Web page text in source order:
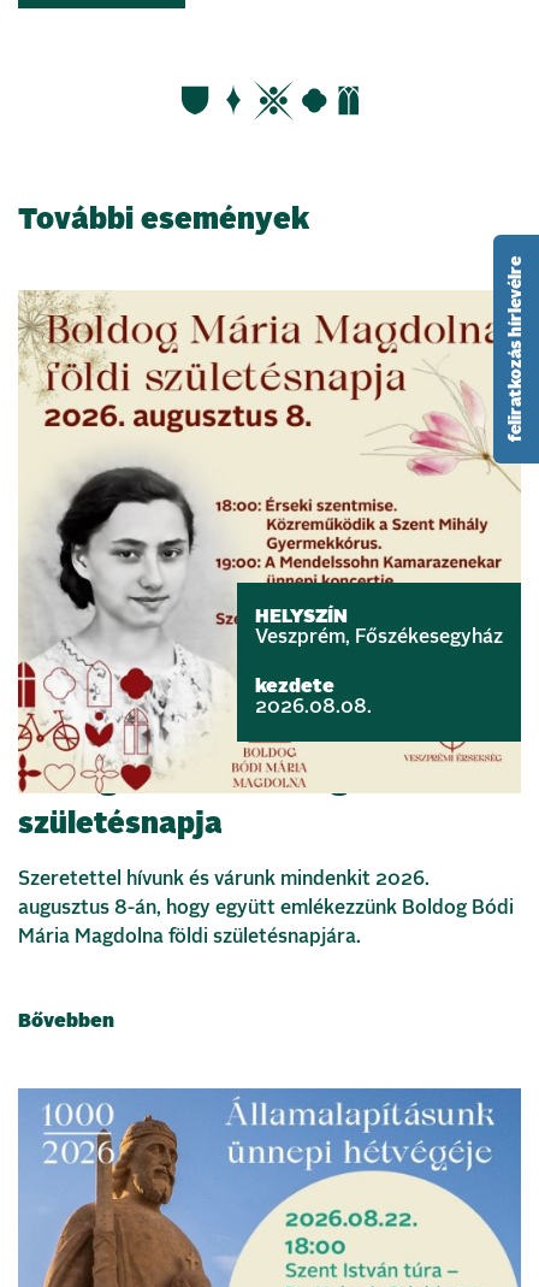
További események
HELYSZÍN
Veszprém, Főszékesegyház
kezdete
2026.08.08.
Boldog Bódi Mária Magdolna földi
születésnapja
Szeretettel hívunk és várunk mindenkit 2026.
augusztus 8-án, hogy együtt emlékezzünk Boldog Bódi
Mária Magdolna földi születésnapjára.
Bővebben
feliratkozás hírlevélre